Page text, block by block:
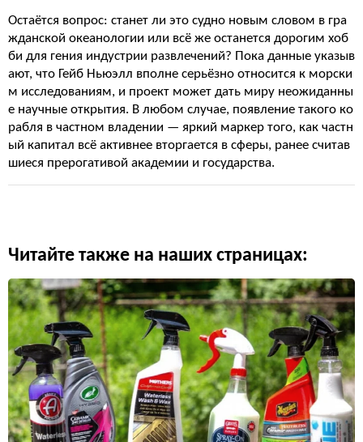
Остаётся вопрос: станет ли это судно новым словом в гра
жданской океанологии или всё же останется дорогим хоб
би для гения индустрии развлечений? Пока данные указыв
ают, что Гейб Ньюэлл вполне серьёзно относится к морски
м исследованиям, и проект может дать миру неожиданны
е научные открытия. В любом случае, появление такого ко
рабля в частном владении — яркий маркер того, как частн
ый капитал всё активнее вторгается в сферы, ранее считав
шиеся прерогативой академии и государства.
Читайте также на наших страницах: